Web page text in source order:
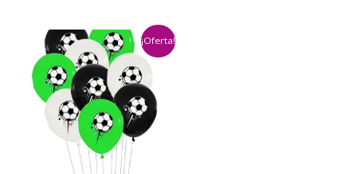
era:
$3.000.
es:
$2.500.
¡Oferta!